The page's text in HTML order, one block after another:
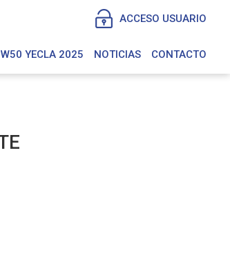
ACCESO USUARIO
YECLA 2025 NOTICIAS CONTACTO